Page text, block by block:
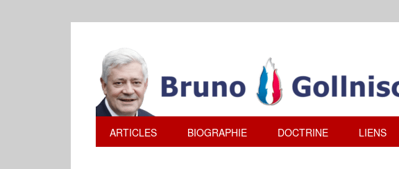
ARTICLES BIOGRAPHIE DOCTRINE LIENS